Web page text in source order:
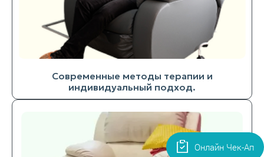
Современные методы терапии и
индивидуальный подход.
Онлайн Чек-Ап